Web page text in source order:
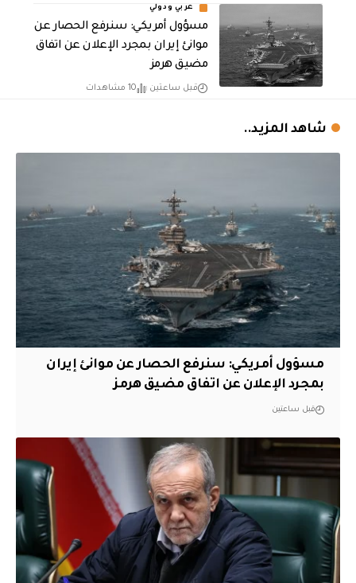
عربي ودولي
مسؤول أمريكي: سنرفع الحصار عن
موانئ إيران بمجرد الإعلان عن اتفاق
مضيق هرمز
قبل ساعتين 10 مشاهدات
شاهد المزيد..
مسؤول أمريكي: سنرفع الحصار عن موانئ إيران
بمجرد الإعلان عن اتفاق مضيق هرمز
قبل ساعتين